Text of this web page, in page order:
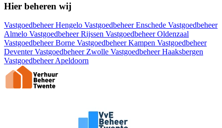
Hier beheren wij
Vastgoedbeheer Hengelo Vastgoedbeheer Enschede Vastgoedbeheer
Almelo Vastgoedbeheer Rijssen Vastgoedbeheer Oldenzaal
Vastgoedbeheer Borne Vastgoedbeheer Kampen Vastgoedbeheer
DeventerVastgoedbeheer Zwolle Vastgoedbeheer Haaksbergen
Vastgoedbeheer Apeldoorn